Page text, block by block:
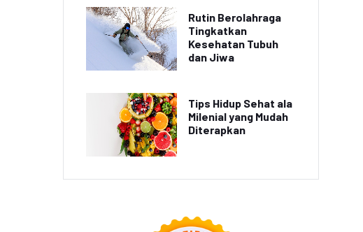
Rutin Berolahraga
Tingkatkan
Kesehatan Tubuh
dan Jiwa
Tips Hidup Sehat ala
Milenial yang Mudah
Diterapkan